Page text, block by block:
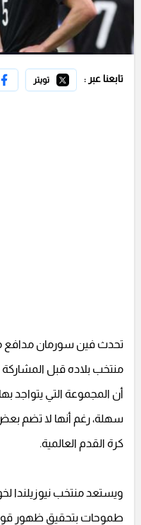
تابعنا عبر : تويتر
تحدث فين سورمان مدافع
أن المجموعة التي يتواجد
سهلة، رغم أنها لا تضم بعض
كرة القدم العالمية.
ويستعد منتخب
طموحات بتحقيق ظهور قوي